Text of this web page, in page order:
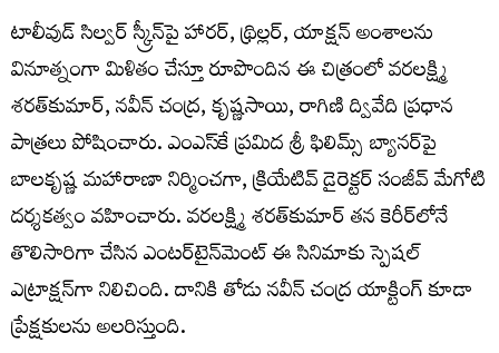
టాలీవుడ్ సిల్వర్ స్క్రీన్‌పై హారర్, థ్రిల్లర్, యాక్షన్ అంశాలను
వినూత్నంగా మిళితం చేస్తూ రూపొందిన ఈ చిత్రంలో వరలక్ష్మి
శరత్‌కుమార్, నవీన్ చంద్ర, కృష్ణసాయి, రాగిణి ద్వివేది ప్రధాన
పాత్రలు పోషించారు. ఎంఎస్‌కే ప్రమిద శ్రీ ఫిలిమ్స్ బ్యానర్‌పై
బాలకృష్ణ మహారాణా నిర్మించగా, క్రియేటివ్ డైరెక్టర్ సంజీవ్ మేగోటి
దర్శకత్వం వహించారు. వరలక్ష్మి శరత్‌కుమార్ త‌న కెరీర్‌లోనే
తొలిసారిగా చేసిన ఎంట‌ర్‌టైన్‌మెంట్ ఈ సినిమాకు స్పెష‌ల్
ఎట్రాక్ష‌న్‌గా నిలిచింది. దానికి తోడు నవీన్ చంద్ర యాక్టింగ్ కూడా
ప్రేక్ష‌కుల‌ను అల‌రిస్తుంది.